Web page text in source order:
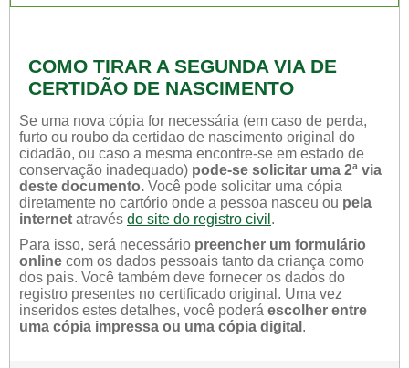
COMO TIRAR A SEGUNDA VIA DE
CERTIDÃO DE NASCIMENTO
Se uma nova cópia for necessária (em caso de perda,
furto ou roubo da certidao de nascimento original do
cidadão, ou caso a mesma encontre-se em estado de
conservação inadequado) pode-se solicitar uma 2ª via
deste documento. Você pode solicitar uma cópia
diretamente no cartório onde a pessoa nasceu ou pela
internet através do site do registro civil .
Para isso, será necessário preencher um formulário
online com os dados pessoais tanto da criança como
dos pais. Você também deve fornecer os dados do
registro presentes no certificado original. Uma vez
inseridos estes detalhes, você poderá escolher entre
uma cópia impressa ou uma cópia digital .